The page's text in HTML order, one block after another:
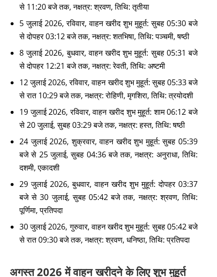
से 11:20 बजे तक, नक्षत्र: श्रवण, तिथि: तृतीया
5 जुलाई 2026, रविवार, वाहन खरीद शुभ मुहूर्त: सुबह 05:30 बजे
से दोपहर 03:12 बजे तक, नक्षत्र: शतभिषा, तिथि: पञ्चमी, षष्ठी
8 जुलाई 2026, बुधवार, वाहन खरीद शुभ मुहूर्त: सुबह 05:31 बजे
से दोपहर 12:21 बजे तक, नक्षत्र: रेवती, तिथि: अष्टमी
12 जुलाई 2026, रविवार, वाहन खरीद शुभ मुहूर्त: सुबह 05:33 बजे
से रात 10:29 बजे तक, नक्षत्र: रोहिणी, मृगशिरा, तिथि: त्रयोदशी
19 जुलाई 2026, रविवार, वाहन खरीद शुभ मुहूर्त: शाम 06:12 बजे
से 20 जुलाई, सुबह 03:29 बजे तक, नक्षत्र: हस्त, तिथि: षष्ठी
24 जुलाई 2026, शुक्रवार, वाहन खरीद शुभ मुहूर्त: सुबह 05:39
बजे से 25 जुलाई, सुबह 04:36 बजे तक, नक्षत्र: अनुराधा, तिथि:
दशमी, एकादशी
29 जुलाई 2026, बुधवार, वाहन खरीद शुभ मुहूर्त: दोपहर 03:37
बजे से 30 जुलाई, सुबह 05:42 बजे तक, नक्षत्र: श्रवण, तिथि:
पूर्णिमा, प्रतिपदा
30 जुलाई 2026, गुरुवार, वाहन खरीद शुभ मुहूर्त: सुबह 05:42 बजे
से रात 09:30 बजे तक, नक्षत्र: श्रवण, धनिष्ठा, तिथि: प्रतिपदा
अगस्त 2026 में वाहन खरीदने के लिए शुभ मुहूर्त